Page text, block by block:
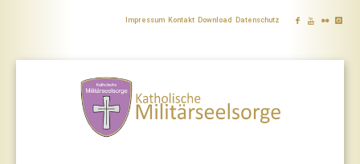
Impressum Kontakt Download Datenschutz